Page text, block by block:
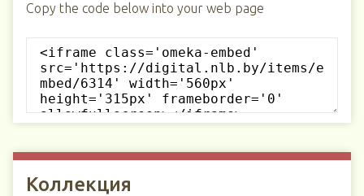
Copy the code below into your web page
Коллекция